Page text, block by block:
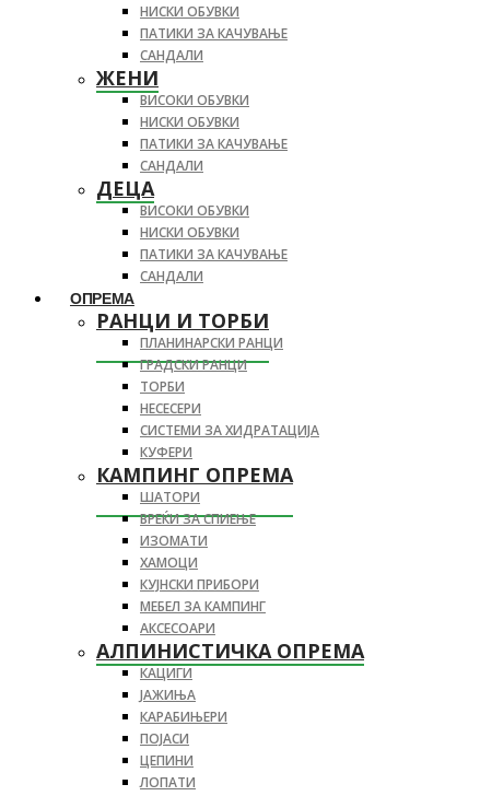
НИСКИ ОБУВКИ
ПАТИКИ ЗА КАЧУВАЊЕ
САНДАЛИ
ЖЕНИ
ВИСОКИ ОБУВКИ
НИСКИ ОБУВКИ
ПАТИКИ ЗА КАЧУВАЊЕ
САНДАЛИ
ДЕЦА
ВИСОКИ ОБУВКИ
НИСКИ ОБУВКИ
ПАТИКИ ЗА КАЧУВАЊЕ
САНДАЛИ
ОПРЕМА
РАНЦИ И ТОРБИ
ПЛАНИНАРСКИ РАНЦИ
ГРАДСКИ РАНЦИ
ТОРБИ
НЕСЕСЕРИ
СИСТЕМИ ЗА ХИДРАТАЦИЈА
КУФЕРИ
КАМПИНГ ОПРЕМА
ШАТОРИ
ВРЕЌИ ЗА СПИЕЊЕ
ИЗОМАТИ
ХАМОЦИ
КУЈНСКИ ПРИБОРИ
МЕБЕЛ ЗА КАМПИНГ
АКСЕСОАРИ
АЛПИНИСТИЧКА ОПРЕМА
КАЦИГИ
ЈАЖИЊА
КАРАБИЊЕРИ
ПОЈАСИ
ЦЕПИНИ
ЛОПАТИ